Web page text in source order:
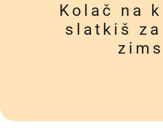
Kolač na
slatkiš za